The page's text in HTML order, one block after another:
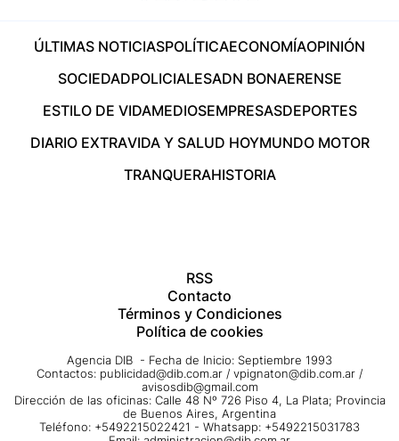
ÚLTIMAS NOTICIASPOLÍTICAECONOMÍAOPINIÓN
SOCIEDADPOLICIALESADN BONAERENSE
ESTILO DE VIDAMEDIOSEMPRESASDEPORTES
DIARIO EXTRAVIDA Y SALUD HOYMUNDO MOTOR
TRANQUERAHISTORIA
RSS
Contacto
Términos y Condiciones
Política de cookies
Agencia DIB - Fecha de Inicio: Septiembre 1993
Contactos: publicidad@dib.com.ar / vpignaton@dib.com.ar /
avisosdib@gmail.com
Dirección de las oficinas: Calle 48 Nº 726 Piso 4, La Plata; Provincia
de Buenos Aires, Argentina
Teléfono: +5492215022421 - Whatsapp: +5492215031783